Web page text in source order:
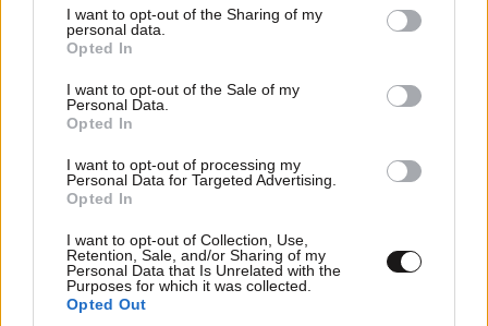
not limited to your visit or usage behaviour. You may click to
grant or deny consent to Google and its third-party tags to
use your data for below specified purposes in below Google
consent section.
I want to opt-out of the Sharing of my
personal data.
Opted In
I want to opt-out of the Sale of my
Personal Data.
Opted In
I want to opt-out of processing my
Personal Data for Targeted Advertising.
Opted In
I want to opt-out of Collection, Use,
Retention, Sale, and/or Sharing of my
Personal Data that Is Unrelated with the
Purposes for which it was collected.
Opted Out
όλα τα ερευνητικά εργαστήρια,είτε των Ενόπλων
Δυνάμεων είτε πέραν των Ενόπλων Δυνάμεων.
έχουν ιδέες μπορούν να τις προσφέρουν και αυτές
οι ιδέες τους, επίσης, να μπορέσουν να βρουν μέρος
δοκιμαστούν».
Για το αμυντικό οικοσύστημα, ο κ. Δένδιας
διευκρίνισε ότι είναι αναγκαία η μόχλευση των
δυνατοτήτων μας ώστε να έχουμε
αποτέλεσμα» ενώ πρόσθεσε ότι «μόχλευση είναι η